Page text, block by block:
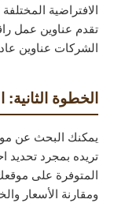
الافتراضية
تقدم عناوين عمل
الشركات عناوين
الخطوة الثانية:
يمكنك البحث عن
تريده بمجرد تحديد
المتوفرة على
ومقارنة الأسعار